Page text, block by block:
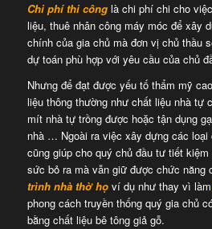
Chi phí thi cônglà chi phí chi cho
liệu, thuê nhân công máy móc để xây
chính của gia chủ mà đơn vị chủ thầu
dự toán phù hợp với yêu cầu của chủ
Nhưng để đạt được yếu tố thẩm mỹ
liệu thông thường như chất liệu nhà tự
mít nhà tự trồng được hoặc tận dụng
nhà … Ngoài ra việc xây dựng các loại
cũng giúp cho quý chủ đầu tư tiết
sức bỏ ra mà vẫn giữ được chức năng
trình nhà thờ họví dụ như thay vì làm
phong cách truyền thống quý gia chủ
bằng chất liệu bê tông giả gỗ.